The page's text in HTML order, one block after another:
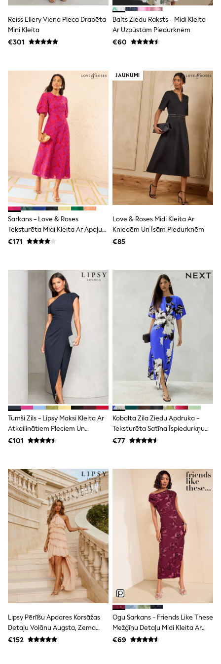
Vests
All swimwear
Ponchos & Toweling sets
Rash Vests
Sandals & Sliders
Shirts
Shorts
Sunglasses
Sunsafe Swimwear
Swimshorts
Tops & T-Shirts
Girls Holiday Shop
All swimwear
Beach Dresses & Kaftans
Dresses
Sun Hats & Caps
Jumpsuits & Playsuits
Rash Vests
Sandals & Sliders
Shorts
Skirts
Sunglasses
Tops & T-Shirts
Baby Holiday Shop
Baby Travel Accessories
All Accessories
Beach Bags
Luggage
Beach Towels
Birkenstock
Crocs
Havaianas
Pour Moi
Rayban
Skechers
Trousers
GIRLS
New In
New in from Next
New In
Trending: Top & Short Sets
THE SET
50 - 92cm
98 - 110cm
116 - 134cm
140 - 174cm
All Clothing
T-Shirts
Dresses
Shorts & Skirts
Coats & Jackets
Sweatshirts & Hoodies
Knitwear
Sets & Outfits
Tops
Nightwear & Pyjamas
Shirts & Blouses
Swimwear
Jeans
Reiss Ellery Viena Pleca Drapēta
Mini Kleita
€301
Balts Ziedu Raksts - Midi Kleita
Ar Uzpūstām Piedurknēm
€60
Sarkans - Love & Roses
Teksturēta Midi Kleita Ar Apaļu
Kakla Izgriezumu Un Uzpūstām
€171
JAUNUMI
Love & Roses Midi Kleita Ar
Kniedēm Un Īsām Piedurknēm
€85
Tumši Zils - Lipsy Maksi Kleita Ar
Atkailinātiem Pleciem Un
Ielocītu Vidukli
€101
Kobalta Zila Ziedu Apdruka -
Teksturēta Satīna Īspiedurkņu
Midi Kleita Ar Savītu Priekšpusi
€77
Lipsy Pērlīšu Apdares Korsāžas
Detaļu Volānu Augsta, Zema
Maksi Kleita
€152
Ogu Sarkans - Friends Like These
Mežģīņu Detaļu Midi Kleita Ar
Vienu Plecu
€69